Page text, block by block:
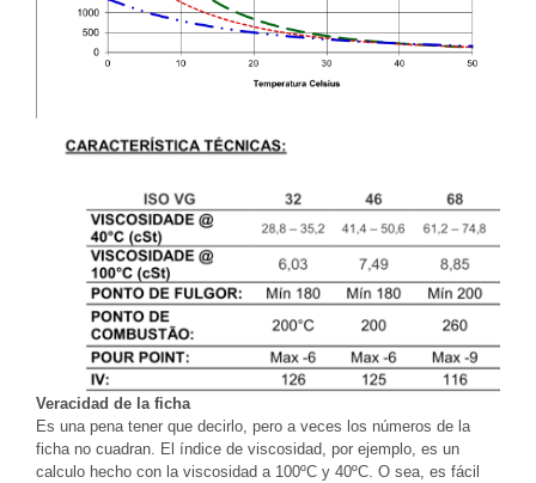
Veracidad de la ficha
Es una pena tener que decirlo, pero a veces los números de la
ficha no cuadran. El índice de viscosidad, por ejemplo, es un
calculo hecho con la viscosidad a 100ºC y 40ºC. O sea, es fácil